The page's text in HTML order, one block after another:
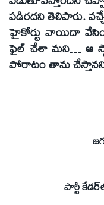
పడిరదని తెలిపారు.
హైకోర్టు వాయిదా
ఫైల్‌ చేశా మని… ఆ
పోరాటం తాను
పార్టీ